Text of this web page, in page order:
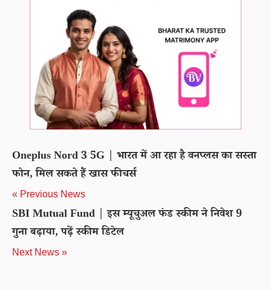
Oneplus Nord 3 5G | भारत में आ रहा है वनप्लस का सस्ता
फोन, मिल सकते हैं खास फीचर्स
« Previous News
SBI Mutual Fund | इस म्यूचुअल फंड स्कीम ने निवेश 9
गुना बढ़ाया, पढ़ें स्कीम डिटेल
Next News »